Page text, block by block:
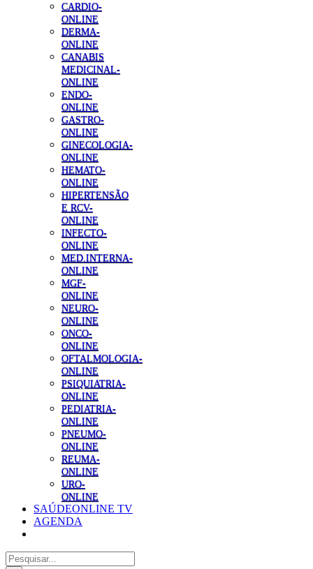
CARDIO-
ONLINE
DERMA-
ONLINE
CANABIS
MEDICINAL-
ONLINE
ENDO-
ONLINE
GASTRO-
ONLINE
GINECOLOGIA-
ONLINE
HEMATO-
ONLINE
HIPERTENSÃO
E RCV-
ONLINE
INFECTO-
ONLINE
MED.INTERNA-
ONLINE
MGF-
ONLINE
NEURO-
ONLINE
ONCO-
ONLINE
OFTALMOLOGIA-
ONLINE
PSIQUIATRIA-
ONLINE
PEDIATRIA-
ONLINE
PNEUMO-
ONLINE
REUMA-
ONLINE
URO-
ONLINE
SAÚDEONLINE TV
AGENDA
Pesquisar